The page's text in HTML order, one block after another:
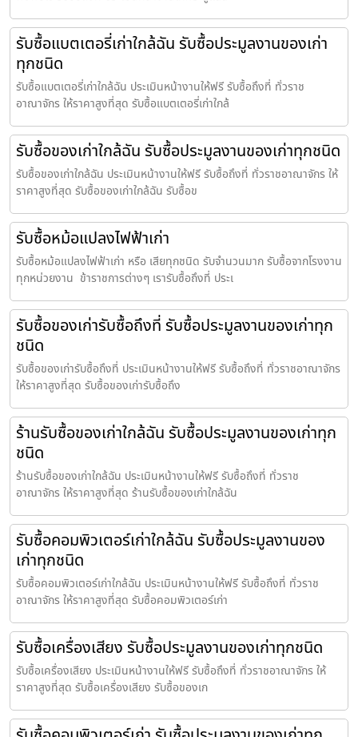
รับซื้อแบตเตอรี่เก่าใกล้ฉัน รับซื้อประมูลงานของเก่า
ทุกชนิด
รับซื้อแบตเตอรี่เก่าใกล้ฉัน ประเมินหน้างานให้ฟรี รับซื้อถึงที่ ทั่วราช
อาณาจักร ให้ราคาสูงที่สุด รับซื้อแบตเตอรี่เก่าใกล้
รับซื้อของเก่าใกล้ฉัน รับซื้อประมูลงานของเก่าทุกชนิด
รับซื้อของเก่าใกล้ฉัน ประเมินหน้างานให้ฟรี รับซื้อถึงที่ ทั่วราชอาณาจักร ให้
ราคาสูงที่สุด รับซื้อของเก่าใกล้ฉัน รับซื้อข
รับซื้อหม้อแปลงไฟฟ้าเก่า
รับซื้อหม้อแปลงไฟฟ้าเก่า หรือ เสียทุกชนิด รับจำนวนมาก รับซื้อจากโรงงาน
ทุกหน่วยงาน ข้าราชการต่างๆ เรารับซื้อถึงที่ ประเ
รับซื้อของเก่ารับซื้อถึงที่ รับซื้อประมูลงานของเก่าทุก
ชนิด
รับซื้อของเก่ารับซื้อถึงที่ ประเมินหน้างานให้ฟรี รับซื้อถึงที่ ทั่วราชอาณาจักร
ให้ราคาสูงที่สุด รับซื้อของเก่ารับซื้อถึง
ร้านรับซื้อของเก่าใกล้ฉัน รับซื้อประมูลงานของเก่าทุก
ชนิด
ร้านรับซื้อของเก่าใกล้ฉัน ประเมินหน้างานให้ฟรี รับซื้อถึงที่ ทั่วราช
อาณาจักร ให้ราคาสูงที่สุด ร้านรับซื้อของเก่าใกล้ฉัน
รับซื้อคอมพิวเตอร์เก่าใกล้ฉัน รับซื้อประมูลงานของ
เก่าทุกชนิด
รับซื้อคอมพิวเตอร์เก่าใกล้ฉัน ประเมินหน้างานให้ฟรี รับซื้อถึงที่ ทั่วราช
อาณาจักร ให้ราคาสูงที่สุด รับซื้อคอมพิวเตอร์เก่า
รับซื้อเครื่องเสียง รับซื้อประมูลงานของเก่าทุกชนิด
รับซื้อเครื่องเสียง ประเมินหน้างานให้ฟรี รับซื้อถึงที่ ทั่วราชอาณาจักร ให้
ราคาสูงที่สุด รับซื้อเครื่องเสียง รับซื้อของเก